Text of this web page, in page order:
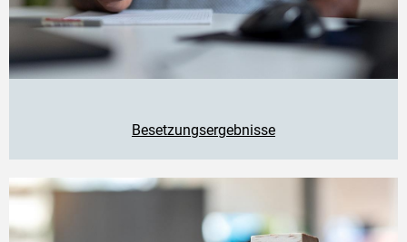
Besetzungsergebnisse